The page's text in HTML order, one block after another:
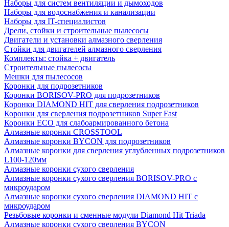
Наборы для систем вентиляции и дымоходов
Наборы для водоснабжения и канализации
Наборы для IT-специалистов
Дрели, стойки и строительные пылесосы
Двигатели и установки алмазного сверления
Стойки для двигателей алмазного сверления
Комплекты: стойка + двигатель
Строительные пылесосы
Мешки для пылесосов
Коронки для подрозетников
Коронки BORISOV-PRO для подрозетников
Коронки DIAMOND HIT для сверления подрозетников
Коронки для сверления подрозетников Super Fast
Коронки ECO для слабоармированного бетона
Алмазные коронки CROSSTOOL
Алмазные коронки BYCON для подрозетников
Алмазные коронки для сверления углубленных подрозетников
L100-120мм
Алмазные коронки сухого сверления
Алмазные коронки сухого сверления BORISOV-PRO с
микроударом
Алмазные коронки сухого сверления DIAMOND HIT с
микроударом
Резьбовые коронки и сменные модули Diamond Hit Triada
Алмазные коронки сухого сверления BYCON